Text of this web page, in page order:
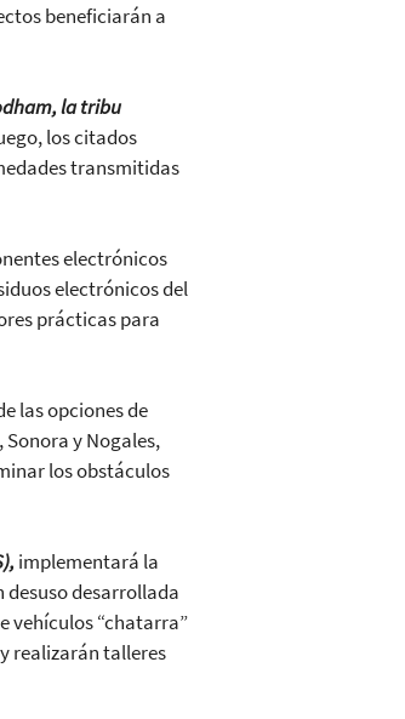
beneficiarán a
la tribu
los citados
transmitidas
electrónicos
electrónicos del
prácticas para
las opciones de
y Nogales,
los obstáculos
implementará la
desarrollada
vehículos “chatarra”
realizarán talleres